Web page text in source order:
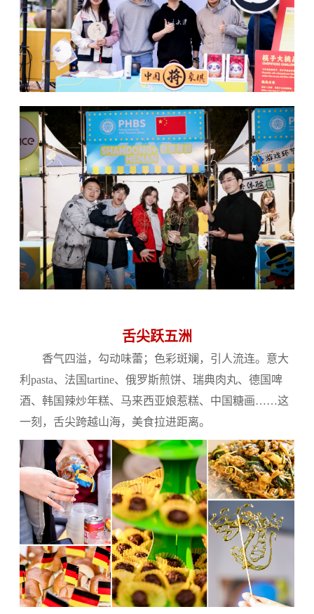
舌尖跃五洲
香气四溢，勾动味蕾；色彩斑斓，引人流连。意大
利pasta、法国tartine、俄罗斯煎饼、瑞典肉丸、德国啤
酒、韩国辣炒年糕、马来西亚娘惹糕、中国糖画……这
一刻，舌尖跨越山海，美食拉进距离。